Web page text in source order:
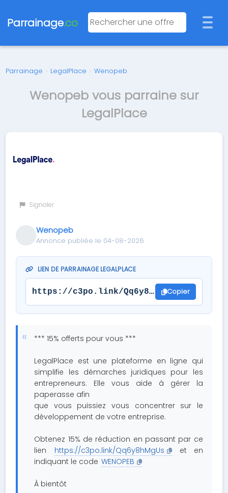
Parrainage.co
Parrainage › LegalPlace › Wenopeb
Wenopeb vous parraine sur
LegalPlace
Signaler
Wenopeb
Annonce publiée le 04-08-2026
LIEN DE PARRAINAGE LEGALPLACE
https://c3po.link/Qq6y8hMgUsCopier
*** 15% offerts pour vous ***
LegalPlace est une plateforme en ligne qui
simplifie les démarches juridiques pour les
entrepreneurs. Elle vous aide à gérer la
paperasse afin
que vous puissiez vous concentrer sur le
développement de votre entreprise.
Obtenez 15% de réduction en passant par ce
lien
https://c3po.link/Qq6y8hMgUs
et en
indiquant le code WENOPEB
À bientôt